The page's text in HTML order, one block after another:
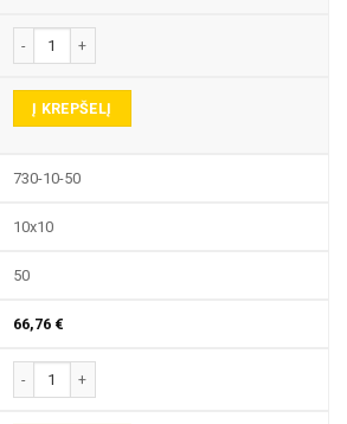
produkto kiekis: 730 LAIKIKLIS
Į KREPŠELĮ
730-10-50
10x10
50
66,76 €
produkto kiekis: 730 LAIKIKLIS